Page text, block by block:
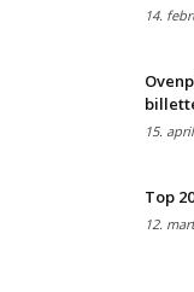
14.
15.
Top
12.